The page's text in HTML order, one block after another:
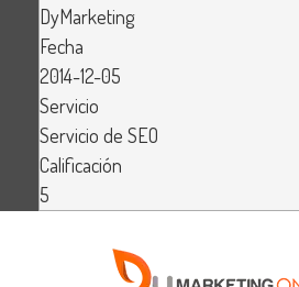
DyMarketing
Fecha
2014-12-05
Servicio
Servicio de SEO
Calificación
5